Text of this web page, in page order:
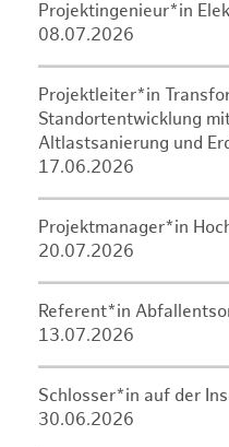
Projektingenieur*in
08.07.2026
Projektleiter*in
Standortentwicklung
Altlastsanierung und
17.06.2026
Projektmanager*in
20.07.2026
Referent*in
13.07.2026
Schlosser*in auf der
30.06.2026